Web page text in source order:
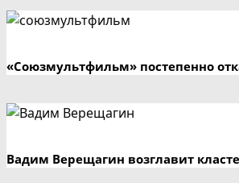
«Союзмультфильм» постепенно
Вадим Верещагин возглавит